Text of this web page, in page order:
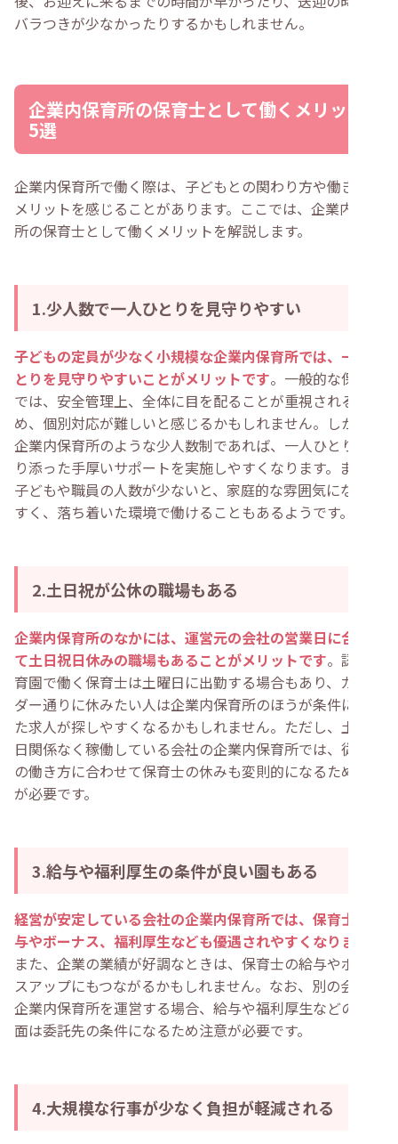
バラつきが少なかったりするかもしれません。
企業内保育所の保育士として働くメリット
5選
企業内保育所で働く際は、子どもとの関わり方や働き方に
メリットを感じることがあります。ここでは、企業内保育
所の保育士として働くメリットを解説します。
1.少人数で一人ひとりを見守りやすい
子どもの定員が少なく小規模な企業内保育所では、一人ひ
とりを見守りやすいことがメリットです。一般的な保育園
では、安全管理上、全体に目を配ることが重視されるた
め、個別対応が難しいと感じるかもしれません。しかし、
企業内保育所のような少人数制であれば、一人ひとりに寄
り添った手厚いサポートを実施しやすくなります。また、
子どもや職員の人数が少ないと、家庭的な雰囲気になりや
すく、落ち着いた環境で働けることもあるようです。
2.土日祝が公休の職場もある
企業内保育所のなかには、運営元の会社の営業日に合わせ
て土日祝日休みの職場もあることがメリットです。認可保
育園で働く保育士は土曜日に出勤する場合もあり、カレン
ダー通りに休みたい人は企業内保育所のほうが条件に合っ
た求人が探しやすくなるかもしれません。ただし、土日祝
日関係なく稼働している会社の企業内保育所では、従業員
の働き方に合わせて保育士の休みも変則的になるため注意
が必要です。
3.給与や福利厚生の条件が良い園もある
経営が安定している会社の企業内保育所では、保育士の給
与やボーナス、福利厚生なども優遇されやすくなります
また、企業の業績が好調なときは、保育士の給与やボーナ
スアップにもつながるかもしれません。なお、別の会社が
企業内保育所を運営する場合、給与や福利厚生などの待遇
面は委託先の条件になるため注意が必要です。
4.大規模な行事が少なく負担が軽減される